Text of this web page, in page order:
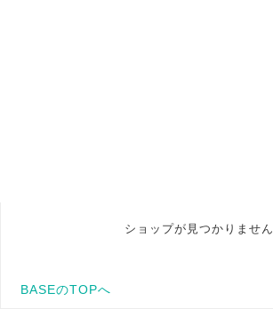
ショップが見つかりません
BASEのTOPへ